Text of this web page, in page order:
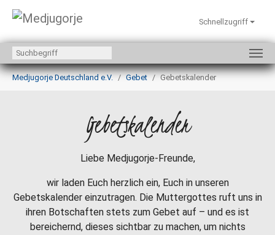
Zum Hauptinhalt springen
Schnellzugriff
Sie sind hier:
Medjugorje Deutschland e.V.
Gebet Gebetskalender
Gebetskalender
Liebe Medjugorje-Freunde,
wir laden Euch herzlich ein, Euch in unseren
Gebetskalender einzutragen. Die Muttergottes ruft uns in
ihren Botschaften stets zum Gebet auf – und es ist
bereichernd, dieses sichtbar zu machen, um nichts